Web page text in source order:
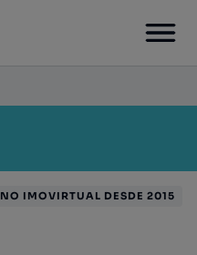
NO IMOVIRTUAL DESDE 2015